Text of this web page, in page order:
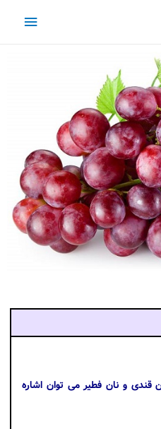
قندی و نان فطیر می توان اشاره